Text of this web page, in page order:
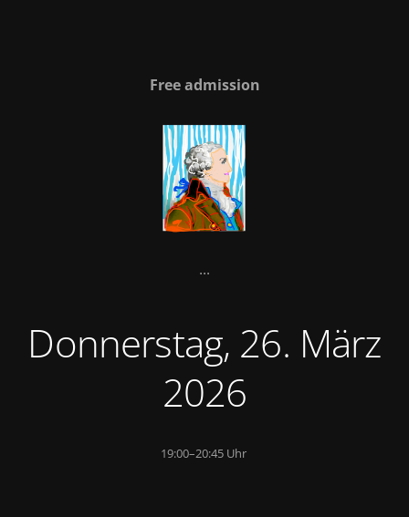
Free admission
...
Donnerstag, 26. März
2026
19:00–20:45 Uhr